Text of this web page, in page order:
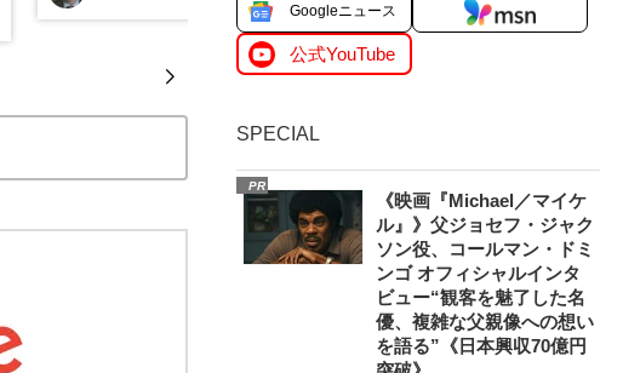
Googleニュース
公式YouTube
SPECIAL
PR
《映画『Michael／マイケ
ル』》父ジョセフ・ジャク
ソン役、コールマン・ドミ
ンゴ オフィシャルインタ
ビュー“観客を魅了した名
優、複雑な父親像への想い
を語る”《日本興収70億円